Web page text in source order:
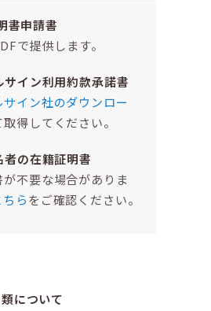
書申請書
で提供します。
サイン利用約款承諾書
イン社のダウンロー
取得してください。
者の在籍証明書
不要な場合がありま
ちらをご確認ください。
について